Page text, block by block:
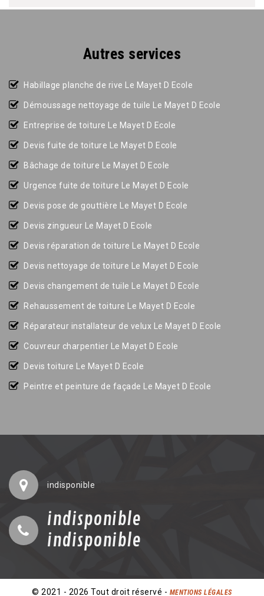
Autres services
Habillage planche de rive Le Mayet D Ecole
Démoussage nettoyage de tuile Le Mayet D Ecole
Entreprise de toiture Le Mayet D Ecole
Devis fuite de toiture Le Mayet D Ecole
Bâchage de toiture Le Mayet D Ecole
Urgence fuite de toiture Le Mayet D Ecole
Devis pose de gouttière Le Mayet D Ecole
Devis zingueur Le Mayet D Ecole
Devis réparation de toiture Le Mayet D Ecole
Devis nettoyage de toiture Le Mayet D Ecole
Devis changement de tuile Le Mayet D Ecole
Rehaussement de toiture Le Mayet D Ecole
Réparateur installateur de velux Le Mayet D Ecole
Couvreur charpentier Le Mayet D Ecole
Devis toiture Le Mayet D Ecole
Peintre et peinture de façade Le Mayet D Ecole
indisponible
indisponible
indisponible
© 2021 - 2026 Tout droit réservé - MENTIONS LÉGALES